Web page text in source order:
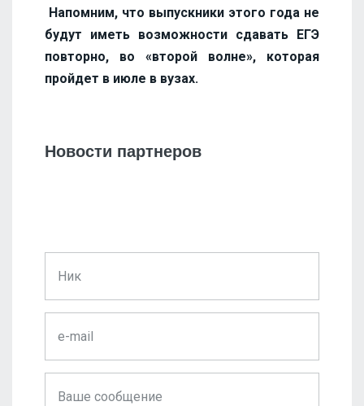
Напомним, что выпускники этого года не
будут иметь возможности сдавать ЕГЭ
повторно, во «второй волне», которая
пройдет в июле в вузах.
Новости партнеров